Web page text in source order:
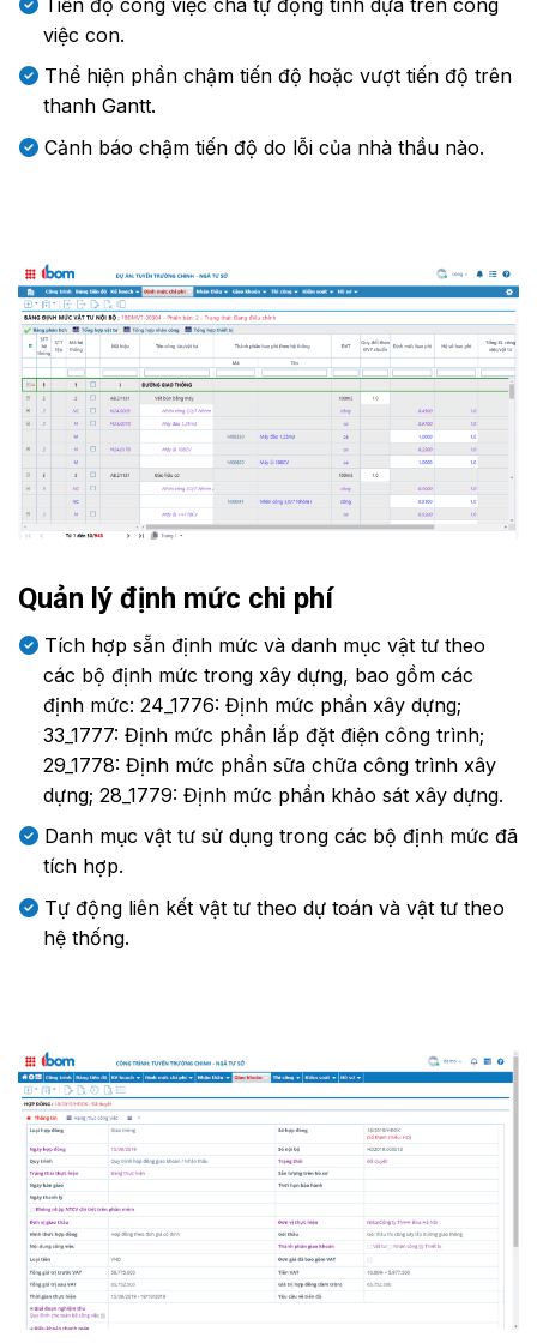
việc con.
Thể hiện phần chậm tiến độ hoặc vượt tiến độ trên
thanh Gantt.
Cảnh báo chậm tiến độ do lỗi của nhà thầu nào.
Quản lý định mức chi phí
Tích hợp sẵn định mức và danh mục vật tư theo
các bộ định mức trong xây dựng, bao gồm các
định mức: 24_1776: Định mức phần xây dựng;
33_1777: Định mức phần lắp đặt điện công trình;
29_1778: Định mức phần sữa chữa công trình xây
dựng; 28_1779: Định mức phần khảo sát xây dựng.
Danh mục vật tư sử dụng trong các bộ định mức đã
tích hợp.
Tự động liên kết vật tư theo dự toán và vật tư theo
hệ thống.